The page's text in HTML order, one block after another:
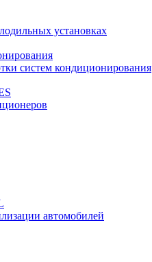
установках
систем кондиционирования
автомобилей